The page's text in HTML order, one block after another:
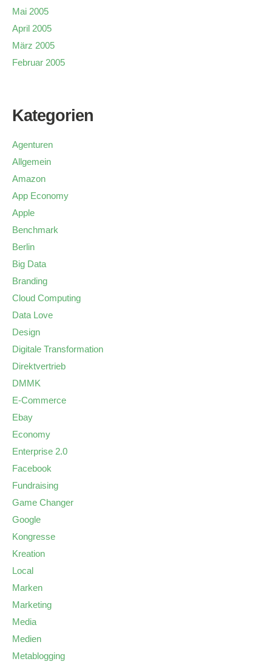
Mai 2005
April 2005
März 2005
Februar 2005
Kategorien
Agenturen
Allgemein
Amazon
App Economy
Apple
Benchmark
Berlin
Big Data
Branding
Cloud Computing
Data Love
Design
Digitale Transformation
Direktvertrieb
DMMK
E-Commerce
Ebay
Economy
Enterprise 2.0
Facebook
Fundraising
Game Changer
Google
Kongresse
Kreation
Local
Marken
Marketing
Media
Medien
Metablogging